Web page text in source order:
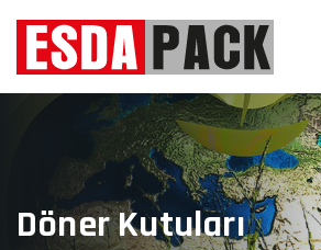
Döner Kutuları